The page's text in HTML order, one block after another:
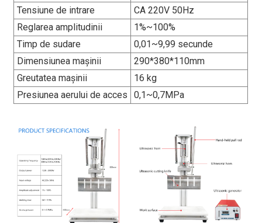
Tensiune de intrare
CA 220V 50Hz
Reglarea amplitudinii
1%~100%
Timp de sudare
0,01~9,99 secunde
Dimensiunea mașinii
290*380*110mm
Greutatea mașinii
16 kg
Presiunea aerului de acces
0,1~0,7MPa